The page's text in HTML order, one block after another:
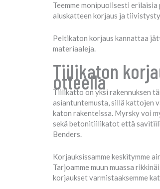
Teemme monipuolisesti
aluskatteen korjaus ja
Peltikaton korjaus kannattaa
materiaaleja.
Tiilikaton
otteella
Tiilikatto on yksi rakennuksen
asiantuntemusta, sillä kattojen
katon rakenteissa. Myrsky voi
sekä betonitiilikatot että
Benders.
Korjauksissamme keskitymme
Tarjoamme muun muassa
korjaukset varmistaaksemme